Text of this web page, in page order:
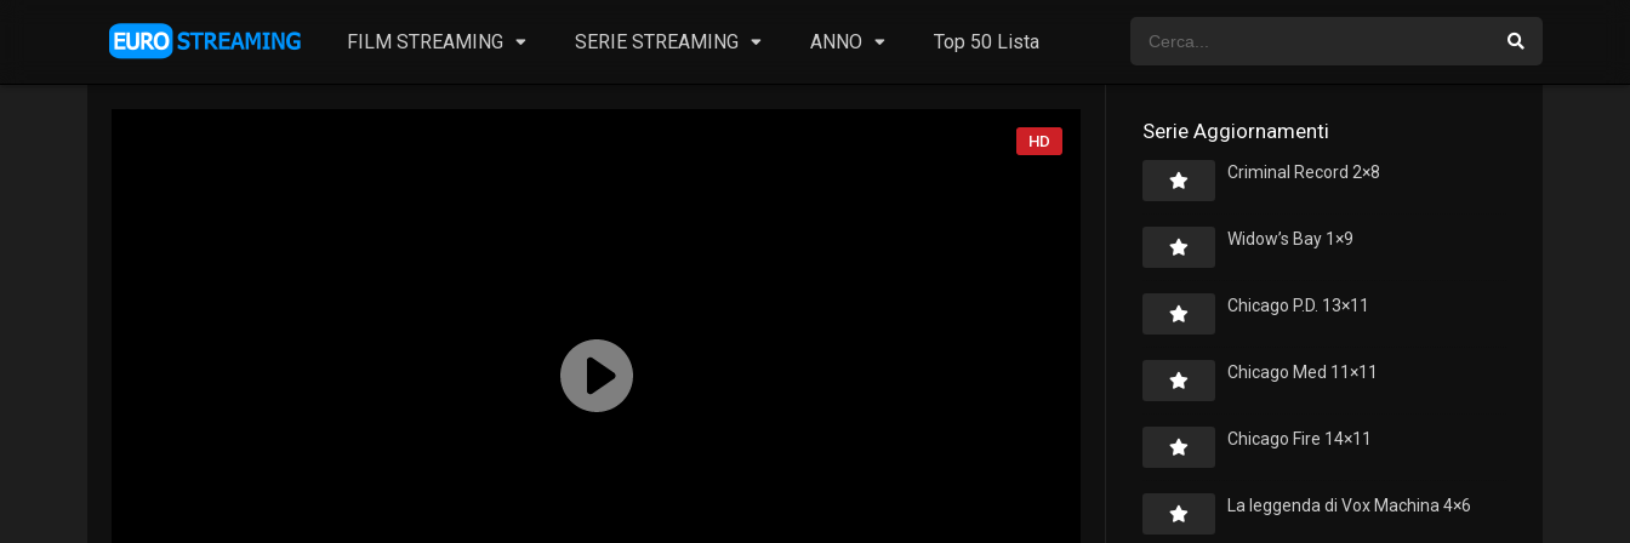
FILM STREAMING SERIE STREAMING ANNO Top 50 Lista
HD Serie Aggiornamenti
Criminal Record 2×8
Widow’s Bay 1×9
Chicago P.D. 13×11
Chicago Med 11×11
Chicago Fire 14×11
La leggenda di Vox Machina 4×6